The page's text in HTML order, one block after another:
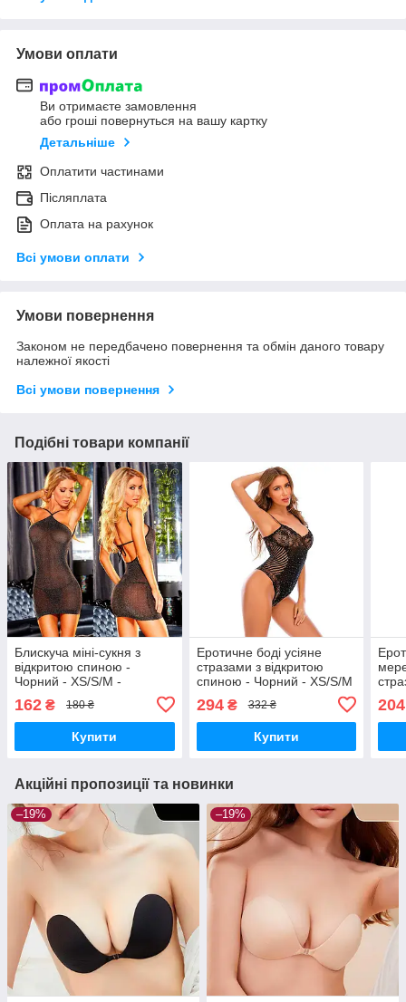
Умови оплати
Ви отримаєте замовлення
або гроші повернуться на вашу картку
Детальніше
Оплатити частинами
Післяплата
Оплата на рахунок
Всі умови оплати
Умови повернення
Законом не передбачено повернення та обмін даного товару
належної якості
Всі умови повернення
Подібні товари компанії
Блискуча міні-сукня з
відкритою спиною -
Чорний - XS/S/M -
162 ₴ 180 ₴
Купити
Еротичне боді усіяне
стразами з відкритою
спиною - Чорний - XS/S/M
294₴ 332 ₴
Купити
204
Акційні пропозиції та новинки
–19% –19%